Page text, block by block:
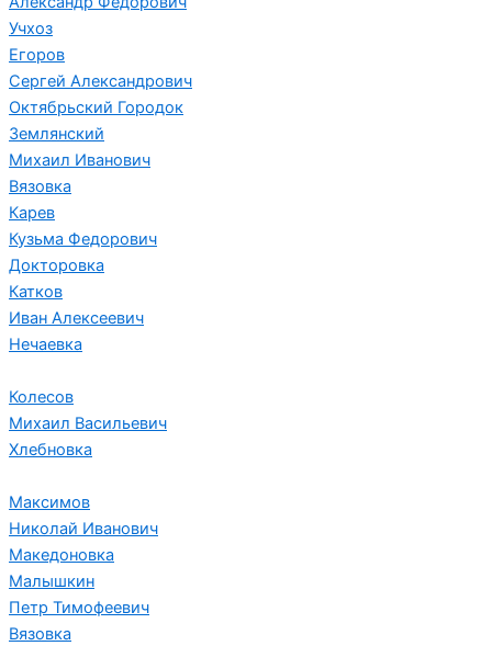
Учхоз
Егоров
Сергей Александрович
Октябрьский Городок
Землянский
Михаил Иванович
Вязовка
Карев
Кузьма Федорович
Докторовка
Катков
Иван Алексеевич
Нечаевка
Колесов
Михаил Васильевич
Хлебновка
Максимов
Николай Иванович
Македоновка
Малышкин
Петр Тимофеевич
Вязовка